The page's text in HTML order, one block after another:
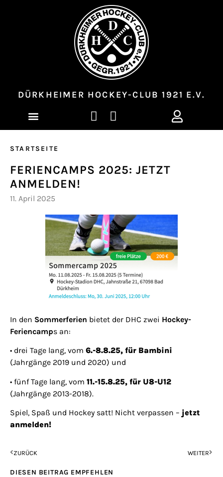
DÜRKHEIMER HOCKEY-CLUB 1921 E.V.
STARTSEITE
FERIENCAMPS 2025: JETZT
ANMELDEN!
11. April 2025
In den Sommerferien bietet der DHC zwei Hockey-
Feriencamps an:
• drei Tage lang, vom 6.-8.8.25, für Bambini
(Jahrgänge 2019 und 2020) und
• fünf Tage lang, vom 11.-15.8.25, für U8-U12
(Jahrgänge 2013-2018).
Spiel, Spaß und Hockey satt! Nicht verpassen – jetzt
anmelden!
ZURÜCK WEITER
DIESEN BEITRAG EMPFEHLEN